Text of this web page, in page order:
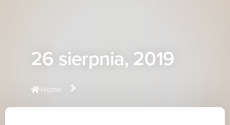
26 sierpnia, 2019
Home